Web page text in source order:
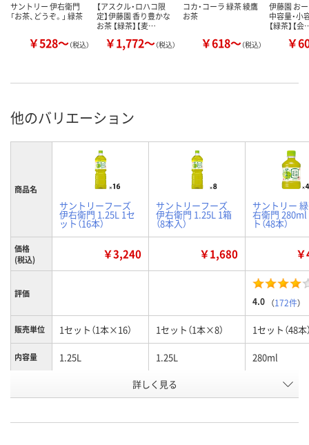
サントリー 伊右衛門
「お茶、どうぞ。」 緑茶
￥528～（税込）
【アスクル・ロハコ限
定】伊藤園 香り豊かな
お茶 【緑茶】【麦…
￥1,772～（税込）
コカ・コーラ 緑茶 綾鷹
お茶
￥618～（税込）
伊藤園 お
中容量・小
【緑茶】【
￥
他のバリエーション
商品名
サントリーフーズ
伊右衛門 1.25L 1セ
ット（16本）
サントリーフーズ
伊右衛門 1.25L 1箱
（8本入）
サントリー
右衛門 280ml
ト（48本）
価格
(税込)
￥3,240 ￥1,680
評価
4.0 （172件）
販売単位 1セット（1本×16） 1セット（1本×8） 1セット（48本
内容量 1.25L 1.25L 280ml
通常品
号
詳しく見る